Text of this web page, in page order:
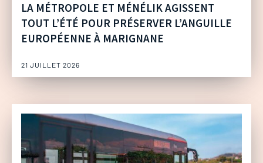
LA MÉTROPOLE ET MÉNÉLIK AGISSENT
TOUT L’ÉTÉ POUR PRÉSERVER L’ANGUILLE
EUROPÉENNE À MARIGNANE
21 JUILLET 2026